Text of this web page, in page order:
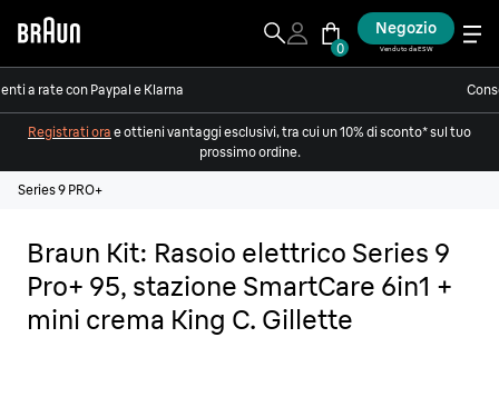
0
Negozio
Venduto da ESW
a rate con Paypal e Klarna
Registrati ora e ottieni vantaggi esclusivi, tra cui un 10% di sconto* sul tuo
prossimo ordine.
Series 9 PRO+
Braun Kit: Rasoio elettrico Series 9
Pro+ 95, stazione SmartCare 6in1 +
mini crema King C. Gillette